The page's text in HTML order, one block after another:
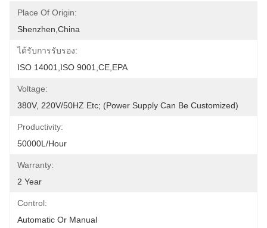
Place Of Origin:
Shenzhen,China
ได้รับการรับรอง:
ISO 14001,ISO 9001,CE,EPA
Voltage:
380V, 220V/50HZ Etc; (Power Supply Can Be Customized)
Productivity:
50000L/Hour
Warranty:
2 Year
Control:
Automatic Or Manual